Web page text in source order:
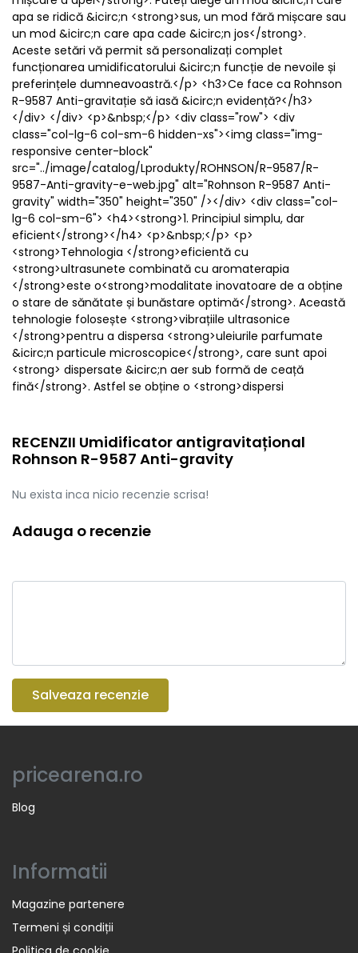
apa se ridică &icirc;n <strong>sus, un mod fără mișcare sau
un mod &icirc;n care apa cade &icirc;n jos</strong>.
Aceste setări vă permit să personalizați complet
funcționarea umidificatorului &icirc;n funcție de nevoile și
preferințele dumneavoastră.</p> <h3>Ce face ca Rohnson
R-9587 Anti-gravitație să iasă &icirc;n evidență?</h3>
</div> </div> <p>&nbsp;</p> <div class="row"> <div
class="col-lg-6 col-sm-6 hidden-xs"><img class="img-
responsive center-block"
src="../image/catalog/Lprodukty/ROHNSON/R-9587/R-
9587-Anti-gravity-e-web.jpg" alt="Rohnson R-9587 Anti-
gravity" width="350" height="350" /></div> <div class="col-
lg-6 col-sm-6"> <h4><strong>1. Principiul simplu, dar
eficient</strong></h4> <p>&nbsp;</p> <p>
<strong>Tehnologia </strong>eficientă cu
<strong>ultrasunete combinată cu aromaterapia
</strong>este o<strong>modalitate inovatoare de a obține
o stare de sănătate și bunăstare optimă</strong>. Această
tehnologie folosește <strong>vibrațiile ultrasonice
</strong>pentru a dispersa <strong>uleiurile parfumate
&icirc;n particule microscopice</strong>, care sunt apoi
<strong> dispersate &icirc;n aer sub formă de ceață
fină</strong>. Astfel se obține o <strong>dispersi
RECENZII Umidificator antigravitațional
Rohnson R-9587 Anti-gravity
Nu exista inca nicio recenzie scrisa!
Adauga o recenzie
Salveaza recenzie
pricearena.ro
Blog
Informatii
Magazine partenere
Termeni și condiții